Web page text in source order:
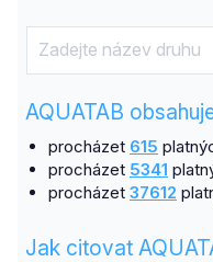
AQUATAB
procházet 615
procházet 5341
procházet 37612
Jak citovat